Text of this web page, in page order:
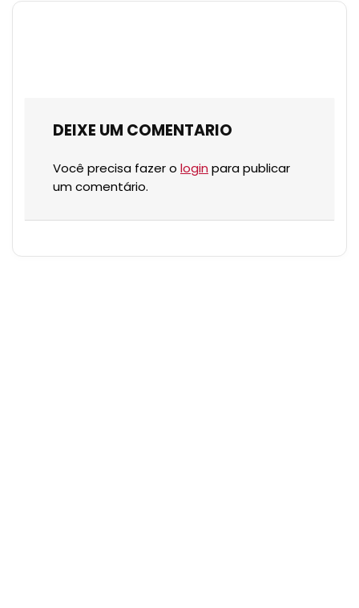
DEIXE UM COMENTARIO
Você precisa fazer o login para publicar
um comentário.